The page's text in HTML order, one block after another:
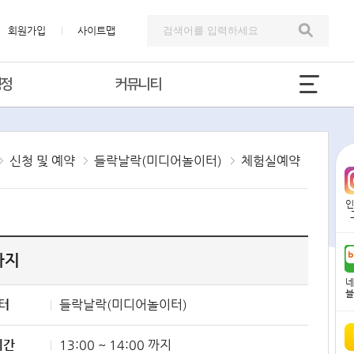
회원가입 사이트맵
커뮤니티
신청 및 예약 들락날락(미디어놀이터) 체험실예약
들락날락(미디어놀이터)
간 13:00 ~ 14:00 까지